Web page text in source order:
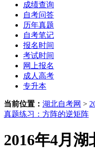
成绩查询
自考问答
历年真题
自考笔记
报名时间
考试时间
网上报名
成人高考
专升本
当前位置： 湖北自考网 >
真题练习：方阵的逆矩阵
2016年4月